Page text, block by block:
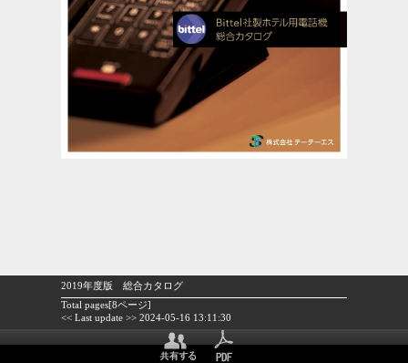
2019年度版 総合カタログ
Total pages[8ページ]
<< Last update >> 2024-05-16 13:11:30